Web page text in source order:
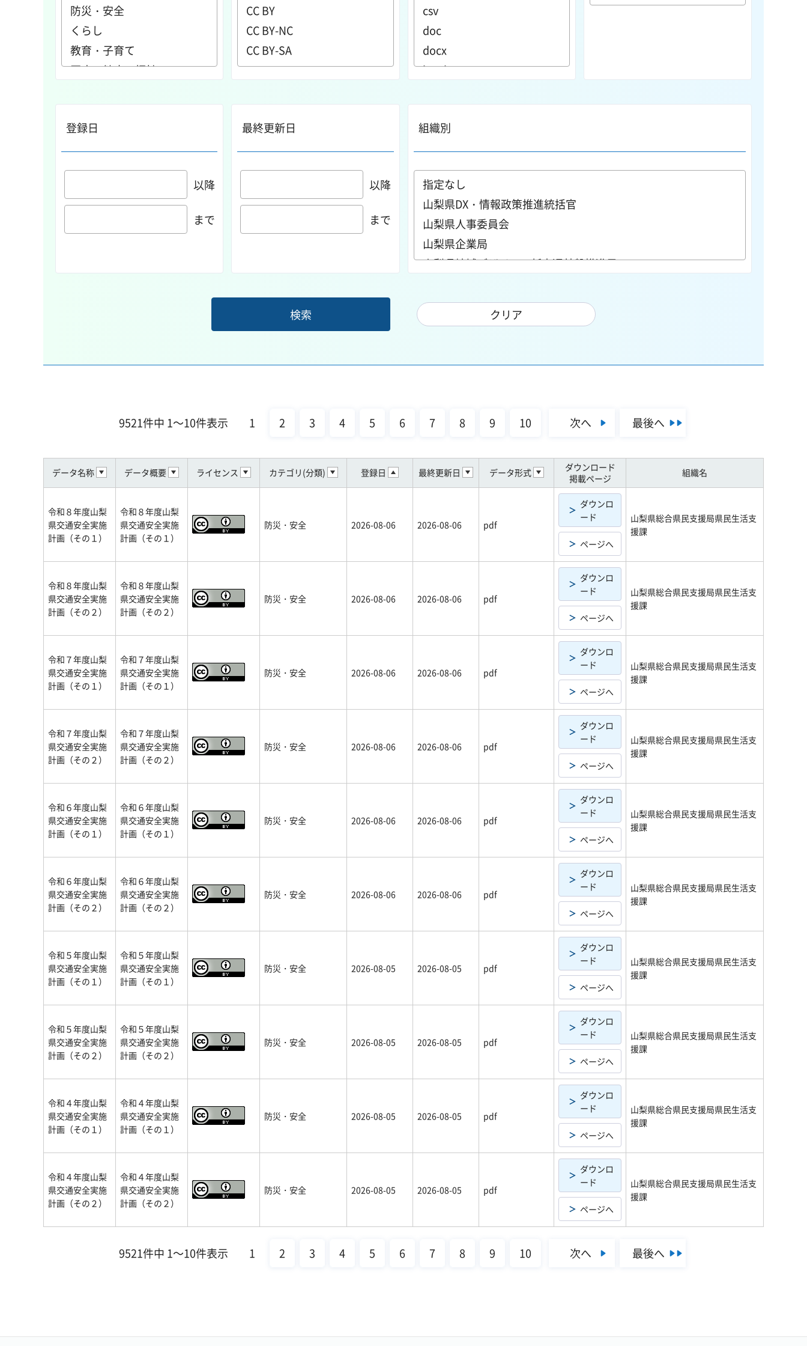
登録日
以降
まで
最終更新日
以降
まで
組織別
9521件中 1～10件表示 1 2 3 4 5 6 7 8 9 10 次へ 最後へ
データ名称 データ概要 ライセンス カテゴリ(分類) 登録日 最終更新日 データ形式
ダウンロード
掲載ページ
組織名
令和８年度山梨
県交通安全実施
計画（その１）
令和８年度山梨
県交通安全実施
計画（その１）
防災・安全 2026-08-06 2026-08-06 pdf
ダウンロ
ード
ページへ
山梨県総合県民支援局県民生活支
援課
令和８年度山梨
県交通安全実施
計画（その２）
令和８年度山梨
県交通安全実施
計画（その２）
防災・安全 2026-08-06 2026-08-06 pdf
ダウンロ
ード
ページへ
山梨県総合県民支援局県民生活支
援課
令和７年度山梨
県交通安全実施
計画（その１）
令和７年度山梨
県交通安全実施
計画（その１）
防災・安全 2026-08-06 2026-08-06 pdf
ダウンロ
ード
ページへ
山梨県総合県民支援局県民生活支
援課
令和７年度山梨
県交通安全実施
計画（その２）
令和７年度山梨
県交通安全実施
計画（その２）
防災・安全 2026-08-06 2026-08-06 pdf
ダウンロ
ード
ページへ
山梨県総合県民支援局県民生活支
援課
令和６年度山梨
県交通安全実施
計画（その１）
令和６年度山梨
県交通安全実施
計画（その１）
防災・安全 2026-08-06 2026-08-06 pdf
ダウンロ
ード
ページへ
山梨県総合県民支援局県民生活支
援課
令和６年度山梨
県交通安全実施
計画（その２）
令和６年度山梨
県交通安全実施
計画（その２）
防災・安全 2026-08-06 2026-08-06 pdf
ダウンロ
ード
ページへ
山梨県総合県民支援局県民生活支
援課
令和５年度山梨
県交通安全実施
計画（その１）
令和５年度山梨
県交通安全実施
計画（その１）
防災・安全 2026-08-05 2026-08-05 pdf
ダウンロ
ード
ページへ
山梨県総合県民支援局県民生活支
援課
令和５年度山梨
県交通安全実施
計画（その２）
令和５年度山梨
県交通安全実施
計画（その２）
防災・安全 2026-08-05 2026-08-05 pdf
ダウンロ
ード
ページへ
山梨県総合県民支援局県民生活支
援課
令和４年度山梨
県交通安全実施
計画（その１）
令和４年度山梨
県交通安全実施
計画（その１）
防災・安全 2026-08-05 2026-08-05 pdf
ダウンロ
ード
ページへ
山梨県総合県民支援局県民生活支
援課
令和４年度山梨
県交通安全実施
計画（その２）
令和４年度山梨
県交通安全実施
計画（その２）
防災・安全 2026-08-05 2026-08-05 pdf
ダウンロ
ード
ページへ
山梨県総合県民支援局県民生活支
援課
9521件中 1～10件表示 1 2 3 4 5 6 7 8 9 10 次へ 最後へ